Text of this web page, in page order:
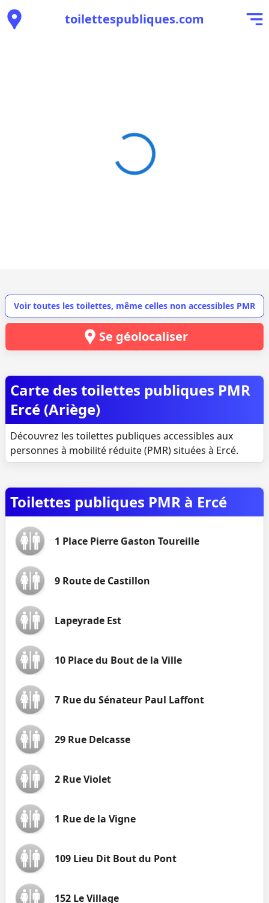
toilettespubliques.com
Voir toutes les toilettes, même celles non accessibles PMR
Se géolocaliser
Carte des toilettes publiques PMR
Ercé (Ariège)
Découvrez les toilettes publiques accessibles aux
personnes à mobilité réduite (PMR) situées à Ercé.
Toilettes publiques PMR à Ercé
1 Place Pierre Gaston Toureille
9 Route de Castillon
Lapeyrade Est
10 Place du Bout de la Ville
7 Rue du Sénateur Paul Laffont
29 Rue Delcasse
2 Rue Violet
1 Rue de la Vigne
109 Lieu Dit Bout du Pont
152 Le Village